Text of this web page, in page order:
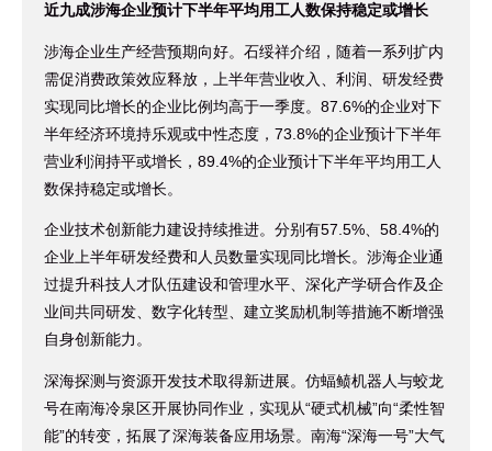
近九成涉海企业预计下半年平均用工人数保持稳定或增长
涉海企业生产经营预期向好。石绥祥介绍，随着一系列扩内
需促消费政策效应释放，上半年营业收入、利润、研发经费
实现同比增长的企业比例均高于一季度。87.6%的企业对下
半年经济环境持乐观或中性态度，73.8%的企业预计下半年
营业利润持平或增长，89.4%的企业预计下半年平均用工人
数保持稳定或增长。
企业技术创新能力建设持续推进。分别有57.5%、58.4%的
企业上半年研发经费和人员数量实现同比增长。涉海企业通
过提升科技人才队伍建设和管理水平、深化产学研合作及企
业间共同研发、数字化转型、建立奖励机制等措施不断增强
自身创新能力。
深海探测与资源开发技术取得新进展。仿蝠鲼机器人与蛟龙
号在南海冷泉区开展协同作业，实现从“硬式机械”向“柔性智
能”的转变，拓展了深海装备应用场景。南海“深海一号”大气